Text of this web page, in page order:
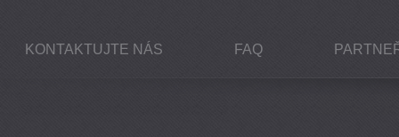
KONTAKTUJTE NÁS FAQ